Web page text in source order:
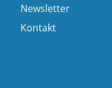
Newsletter
Kontakt